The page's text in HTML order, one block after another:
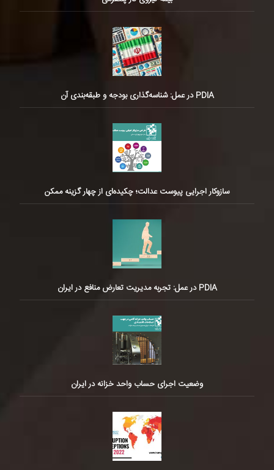
PDIA در عمل: شناسه‌گذاری بودجه و طبقه‌بندی آن
سازوکار اجرایی پیوست عدالت؛ چکیده‌ای از چهار گزینه ممکن
PDIA در عمل: تجربه مدیریت تعارض منافع در ایران
وضعیت اجرای حساب واحد خزانه در ایران